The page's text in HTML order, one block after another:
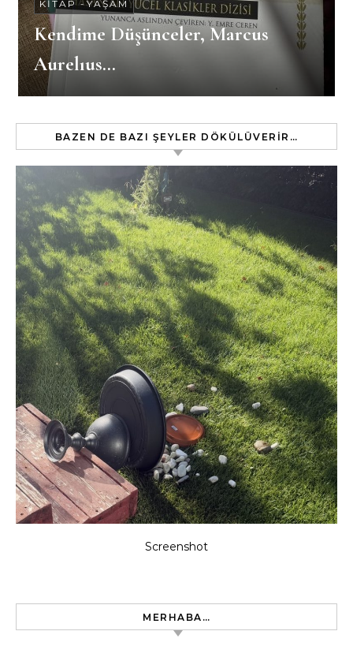
KITAP-YAŞAM
Kendime Düşünceler, Marcus
Aurelıus…
BAZEN DE BAZI ŞEYLER DÖKÜLÜVERIR…
Screenshot
MERHABA…